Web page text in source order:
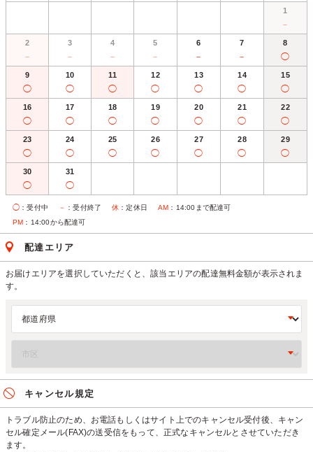
1
－
2
－
3
－
4
－
5
－
6
－
7
－
8
◯
9
◯
10
◯
11
◯
12
◯
13
◯
14
◯
15
◯
16
◯
17
◯
18
◯
19
◯
20
◯
21
◯
22
◯
23
◯
24
◯
25
◯
26
◯
27
◯
28
◯
29
◯
30
◯
31
◯
◯ ：受付中 － ：受付終了 休 ：定休日 AM ：14:00まで配達可
PM ：14:00から配達可
配達エリア
お届けエリアを選択していただくと、該当エリアの配達無料金額が表示されま
す。
キャンセル規定
トラブル防止のため、お電話もしくはサイト上でのキャンセル受付後、キャン
セル確定メール(FAX)の送受信をもって、正式なキャンセルとさせていただき
ます。